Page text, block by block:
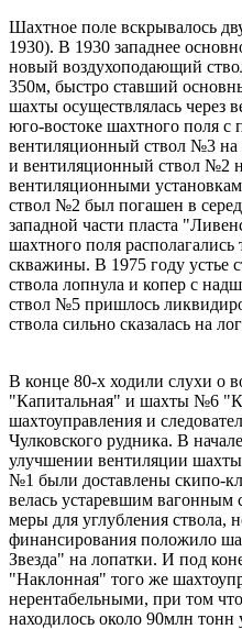
Шахтное поле вскрывалось
1930). В 1930 западнее
новый воздухоподающий
350м, быстро ставший
шахты осуществлялась через
юго-востоке шахтного поля
вентиляционный ствол №3 на
и вентиляционный ствол №2
вентиляционными
ствол №2 был погашен в
западной части пласта
шахтного поля
скважины. В 1975 году устье
ствола лопнула и копер с
ствол №5 пришлось
ствола сильно сказалась на
В конце 80-х ходили слухи о
"Капитальная" и шахты №6
шахтоуправления и
Чулковского рудника. В
улучшении вентиляции
№1 были доставлены скипо-
велась устаревшим
меры для углубления ствола,
финансирования положило
Звезда" на лопатки. И под
"Наклонная" того же
нерентабельными, при том
находилось около 90млн тонн